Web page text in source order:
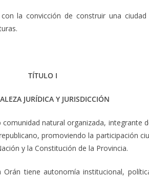
la convicción de construir una
TÍTULO I
JURÍDICA Y JURISDICCIÓN
natural organizada, integrante
promoviendo la participación
y la Constitución de la Provincia.
tiene autonomía institucional,